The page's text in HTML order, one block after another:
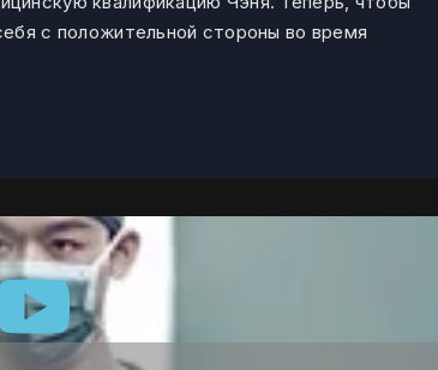
с положительной стороны во время